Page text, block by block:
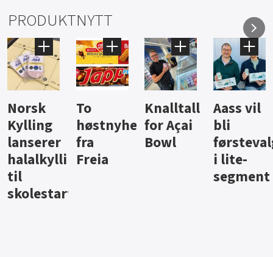
PRODUKTNYTT
Knalltall
for Açai
Bowl
Aass vil
bli
førstevalg
i lite-
Brus og
jus fra
Berentsen
Hard
iste fra
Hansa